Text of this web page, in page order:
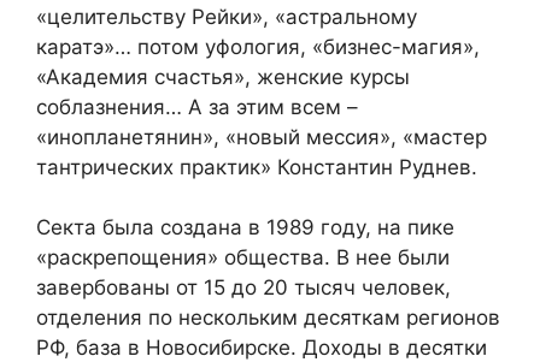
«целительству Рейки», «астральному
каратэ»… потом уфология, «бизнес-магия»,
«Академия счастья», женские курсы
соблазнения… А за этим всем –
«инопланетянин», «новый мессия», «мастер
тантрических практик» Константин Руднев.
Секта была создана в 1989 году, на пике
«раскрепощения» общества. В нее были
завербованы от 15 до 20 тысяч человек,
отделения по нескольким десяткам регионов
РФ, база в Новосибирске. Доходы в десятки